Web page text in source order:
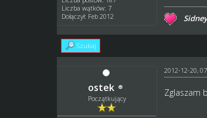
Liczba wątków: 7
Dołączył: Feb 2012
Szukaj
ostek
Początkujący
2012-12-20,
Zglaszam